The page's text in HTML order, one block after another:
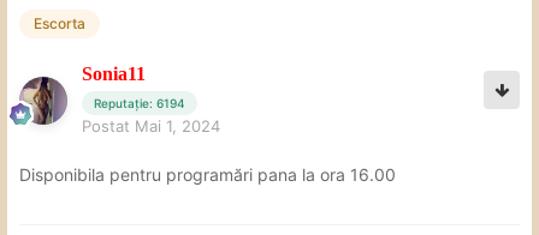
Escorta
Sonia11
Reputație: 6194
Postat Mai 1, 2024
Disponibila pentru programări pana la ora 16.00